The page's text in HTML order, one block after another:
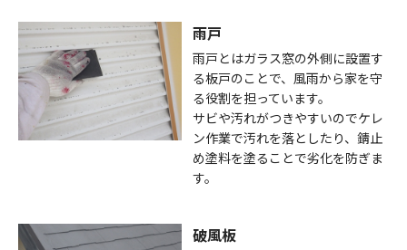
雨戸
雨戸とはガラス窓の外側に設置す
る板戸のことで、風雨から家を守
る役割を担っています。
サビや汚れがつきやすいのでケレ
ン作業で汚れを落としたり、錆止
め塗料を塗ることで劣化を防ぎま
す。
破風板